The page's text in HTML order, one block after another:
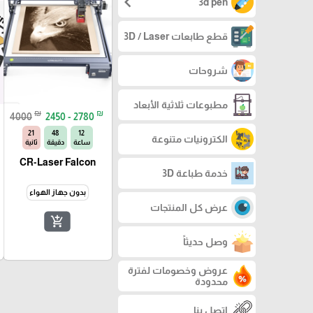
قطع طابعات 3D / Laser
شروحات
مطبوعات ثلاثية الأبعاد
الكترونيات متنوعة
خدمة طباعة 3D
عرض كل المنتجات
وصل حديثاً
عروض وخصومات لفترة
محدودة
اتصل بنا
4000 ₪ 2450 - 2780 ₪
12
ساعة
48
دقيقة
20
ثانية
CR-Laser Falcon
بدون جهاز الهواء
add_shopping_cart